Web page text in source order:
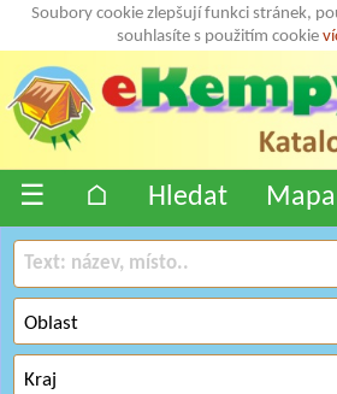
Soubory cookie zlepšují funkci stránek,
souhlasíte s použitím cookie
☰ ⌂ Hledat Mapa